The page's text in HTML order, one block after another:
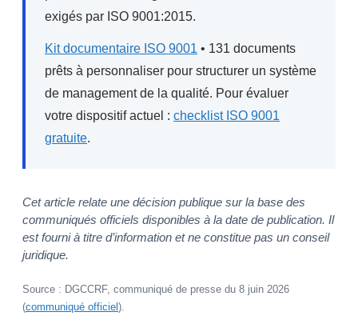
exigés par ISO 9001:2015.
Kit documentaire ISO 9001 • 131 documents
prêts à personnaliser pour structurer un système
de management de la qualité. Pour évaluer
votre dispositif actuel : checklist ISO 9001
gratuite.
Cet article relate une décision publique sur la base des
communiqués officiels disponibles à la date de publication. Il
est fourni à titre d’information et ne constitue pas un conseil
juridique.
Source : DGCCRF, communiqué de presse du 8 juin 2026
(communiqué officiel ).